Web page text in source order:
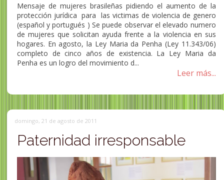
Mensaje de mujeres brasileñas pidiendo el aumento de la
protección jurídica para las victimas de violencia de genero
(español y portugués ) Se puede observar el elevado numero
de mujeres que solicitan ayuda frente a la violencia en sus
hogares. En agosto, la Ley Maria da Penha (Ley 11.343/06)
completo de cinco años de existencia. La Ley Maria da
Penha es un logro del movimiento d...
Leer más...
domingo, 21 de agosto de 2011
Paternidad irresponsable